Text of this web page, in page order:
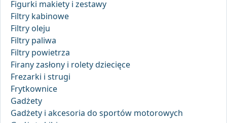
Figurki makiety i zestawy
Filtry kabinowe
Filtry oleju
Filtry paliwa
Filtry powietrza
Firany zasłony i rolety dziecięce
Frezarki i strugi
Frytkownice
Gadżety
Gadżety i akcesoria do sportów motorowych